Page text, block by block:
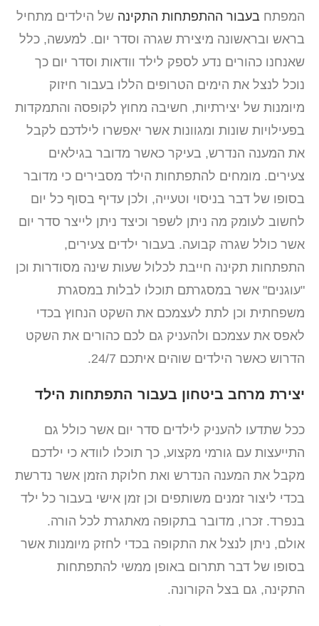
המפתחבעבור ההתפתחות התקינהשל הילדים מתחיל
בראש ובראשונה מיצירת שגרה וסדר יום. למעשה, כלל
שאנחנו כהורים נדע לספק לילד וודאות וסדר יום כך
נוכל לנצל את הימים הטרופים הללו בעבור חיזוק
מיומנות של יצירתיות, חשיבה מחוץ לקופסה והתמקדות
בפעילויות שונות ומגוונות אשר יאפשרו לילדכם לקבל
את המענה הנדרש, בעיקר כאשר מדובר בגילאים
צעירים. מומחים להתפתחות הילד מסבירים כי מדובר
בסופו של דבר בניסוי וטעייה, ולכן עדיף בסוף כל יום
לחשוב לעומק מה ניתן לשפר וכיצד ניתן לייצר סדר יום
אשר כולל שגרה קבועה. בעבור ילדים צעירים,
התפתחות תקינה חייבת לכלול שעות שינה מסודרות וכן
"עוגנים" אשר במסגרתם תוכלו לבלות במסגרת
משפחתית וכן לתת לעצמכם את השקט הנחוץ בכדי
לאפס את עצמכם ולהעניק גם לכם כהורים את השקט
הדרוש כאשר הילדים שוהים איתכם 24/7.
יצירת מרחב ביטחון בעבור התפתחות הילד
ככל שתדעו להעניק לילדים סדר יום אשר כולל גם
התייעצות עם גורמי מקצוע, כך תוכלו לוודא כי ילדכם
מקבל את המענה הנדרש ואת חלוקת הזמן אשר נדרשת
בכדי ליצור זמנים משותפים וכן זמן אישי בעבור כל ילד
בנפרד. זכרו, מדובר בתקופה מאתגרת לכל הורה.
אולם, ניתן לנצל את התקופה בכדי לחזק מיומנות אשר
בסופו של דבר תתרום באופן ממשי להתפתחות
התקינה, גם בצל הקורונה.